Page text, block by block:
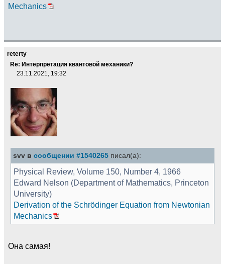
Mechanics
reterty
Re: Интерпретация квантовой механики?
23.11.2021, 19:32
svv в сообщении #1540265 писал(а):
Physical Review, Volume 150, Number 4, 1966
Edward Nelson (Department of Mathematics, Princeton
University)
Derivation of the Schrödinger Equation from Newtonian
Mechanics
Она самая!